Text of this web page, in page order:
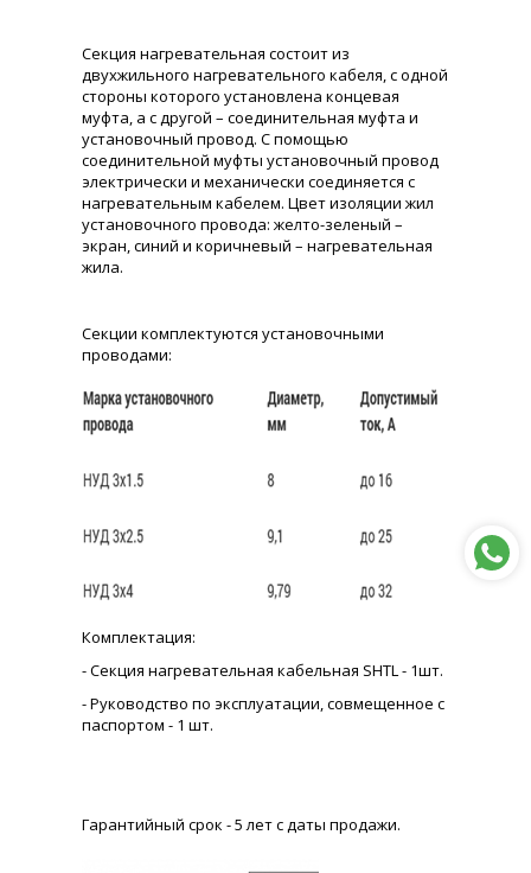
Секция нагревательная состоит из
двухжильного нагревательного кабеля, с одной
стороны которого установлена концевая
муфта, а с другой – соединительная муфта и
установочный провод. С помощью
соединительной муфты установочный провод
электрически и механически соединяется с
нагревательным кабелем. Цвет изоляции жил
установочного провода: желто-зеленый –
экран, синий и коричневый – нагревательная
жила.
Секции комплектуются установочными
проводами:
Комплектация:
- Секция нагревательная кабельная SHTL - 1шт.
- Руководство по эксплуатации, совмещенное с
паспортом - 1 шт.
Гарантийный срок - 5 лет с даты продажи.